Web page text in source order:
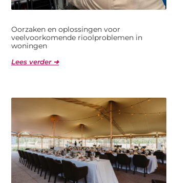
Oorzaken en oplossingen voor
veelvoorkomende rioolproblemen in
woningen
Lees verder ➜